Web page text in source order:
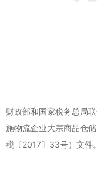
财政部和国家税务总局
施物流企业大宗商品仓
税〔2017〕33号）文件。